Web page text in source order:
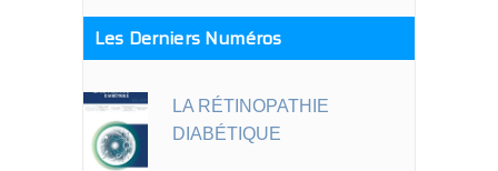
Les Derniers Numéros
LA RÉTINOPATHIE
DIABÉTIQUE